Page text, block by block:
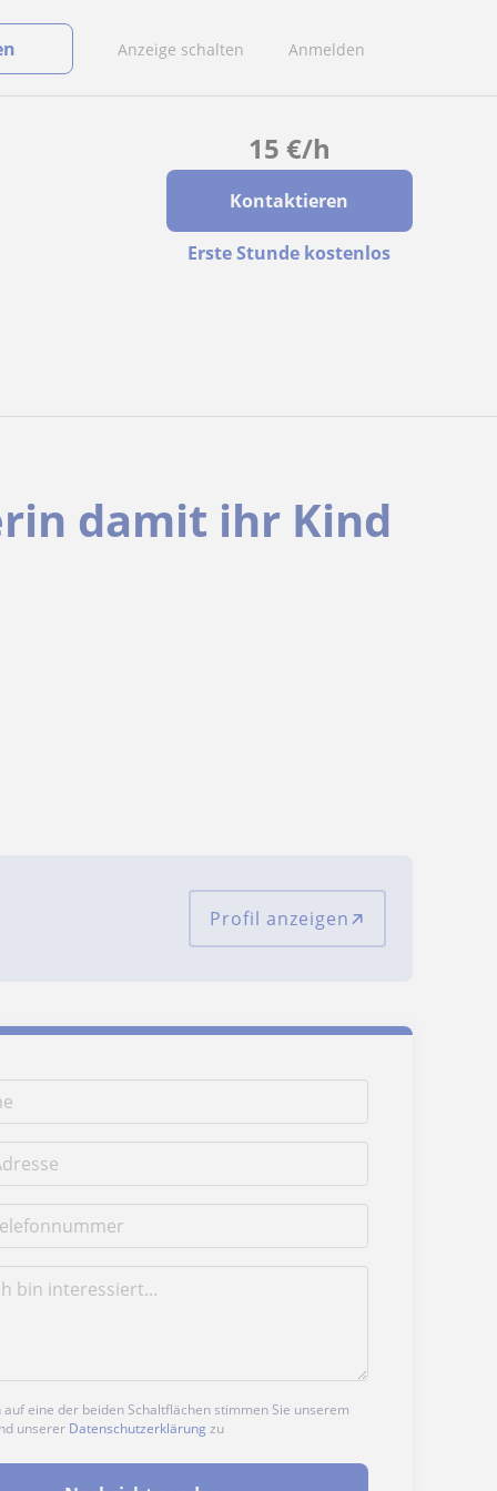
Anzeige schalten Anmelden
15 €/h
Kontaktieren
Erste Stunde kostenlos
damit ihr Kind
Profil anzeigen
auf eine der beiden Schaltflächen stimmen Sie unserem
unserer Datenschutzerklärung zu